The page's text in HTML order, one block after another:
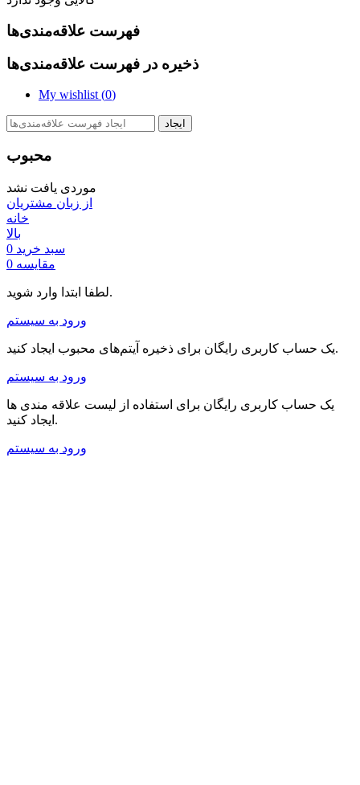
فهرست علاقه‌مندی‌ها
ذخیره در فهرست علاقه‌مندی‌ها
My wishlist (0)
ایجاد
محبوب
موردی یافت نشد
از زبان مشتریان
خانه
بالا
سبد خرید 0
مقایسه 0
لطفا ابتدا وارد شوید.
ورود به سیستم
یک حساب کاربری رایگان برای ذخیره آیتم‌های محبوب ایجاد کنید.
ورود به سیستم
یک حساب کاربری رایگان برای استفاده از لیست علاقه مندی ها
ایجاد کنید.
ورود به سیستم